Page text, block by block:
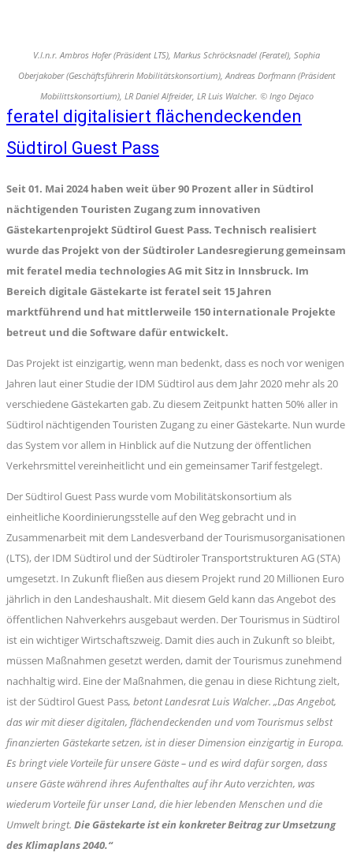
V.l.n.r. Ambros Hofer (Präsident LTS), Markus Schröcksnadel (Feratel), Sophia
Oberjakober (Geschäftsführerin Mobilitätskonsortium), Andreas Dorfmann (Präsident
Mobilittskonsortium), LR Daniel Alfreider, LR Luis Walcher. © Ingo Dejaco
feratel digitalisiert flächendeckenden
Südtirol Guest Pass
Seit 01. Mai 2024 haben weit über 90 Prozent aller in Südtirol
nächtigenden Touristen Zugang zum innovativen
Gästekartenprojekt Südtirol Guest Pass. Technisch realisiert
wurde das Projekt von der Südtiroler Landesregierung gemeinsam
mit feratel media technologies AG mit Sitz in Innsbruck. Im
Bereich digitale Gästekarte ist feratel seit 15 Jahren
marktführend und hat mittlerweile 150 internationale Projekte
betreut und die Software dafür entwickelt.
Das Projekt ist einzigartig, wenn man bedenkt, dass es noch vor wenigen
Jahren laut einer Studie der IDM Südtirol aus dem Jahr 2020 mehr als 20
verschiedene Gästekarten gab. Zu diesem Zeitpunkt hatten 50% aller in
Südtirol nächtigenden Touristen Zugang zu einer Gästekarte. Nun wurde
das System vor allem in Hinblick auf die Nutzung der öffentlichen
Verkehrsmittel vereinheitlicht und ein gemeinsamer Tarif festgelegt.
Der Südtirol Guest Pass wurde vom Mobilitätskonsortium als
einheitliche Koordinierungsstelle auf den Weg gebracht und in
Zusammenarbeit mit dem Landesverband der Tourismusorganisationen
(LTS), der IDM Südtirol und der Südtiroler Transportstrukturen AG (STA)
umgesetzt. In Zukunft fließen aus diesem Projekt rund 20 Millionen Euro
jährlich in den Landeshaushalt. Mit diesem Geld kann das Angebot des
öffentlichen Nahverkehrs ausgebaut werden. Der Tourismus in Südtirol
ist ein wichtiger Wirtschaftszweig. Damit dies auch in Zukunft so bleibt,
müssen Maßnahmen gesetzt werden, damit der Tourismus zunehmend
nachhaltig wird. Eine der Maßnahmen, die genau in diese Richtung zielt,
ist der Südtirol Guest Pass, betont Landesrat Luis Walcher. „Das Angebot,
das wir mit dieser digitalen, flächendeckenden und vom Tourismus selbst
finanzierten Gästekarte setzen, ist in dieser Dimension einzigartig in Europa.
Es bringt viele Vorteile für unsere Gäste – und es wird dafür sorgen, dass
unsere Gäste während ihres Aufenthaltes auf ihr Auto verzichten, was
wiederum Vorteile für unser Land, die hier lebenden Menschen und die
Umwelt bringt. Die Gästekarte ist ein konkreter Beitrag zur Umsetzung
des Klimaplans 2040.“